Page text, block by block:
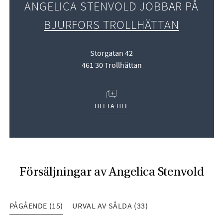
ANGELICA STENVOLD JOBBAR PÅ
BJURFORS TROLLHÄTTAN
Storgatan 42
461 30 Trollhättan
HITTA HIT
(ÖPPNAS I NYTT FÖNSTER)
Försäljningar av Angelica Stenvold
PÅGÅENDE (15) URVAL AV SÅLDA (33)